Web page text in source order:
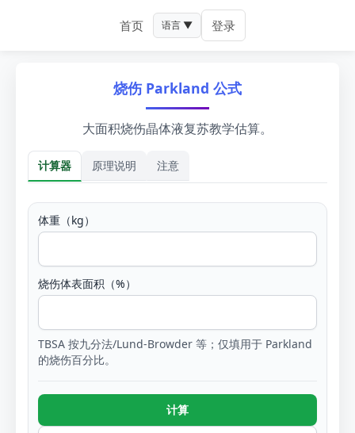
首页 语言 ▼ 登录
烧伤 Parkland 公式
大面积烧伤晶体液复苏教学估算。
计算器 原理说明 注意
计算器
体重（kg）
烧伤体表面积（%）
TBSA 按九分法/Lund-Browder 等；仅填用于 Parkland
的烧伤百分比。
计算